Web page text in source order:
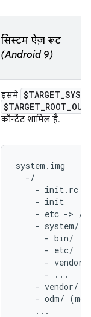
सिस्टम ऐज़ रूट
(Android 9)
इसमें
$TARGET_ROOT_OUT
कॉन्टेंट शामिल है.
system.img
  -/
    - init.rc
    - init
- etc -> /
    - system/
      - bin/
      - etc/
- vendor
      - ...
- vendor/
- odm/
    ...